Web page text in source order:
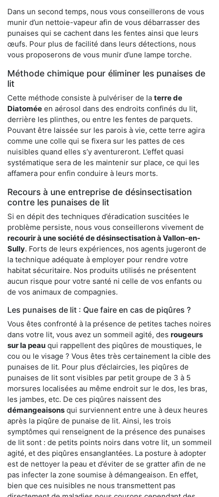
Dans un second temps, nous vous conseillerons de vous
munir d’un nettoie-vapeur afin de vous débarrasser des
punaises qui se cachent dans les fentes ainsi que leurs
œufs. Pour plus de facilité dans leurs détections, nous
vous proposerons de vous munir d’une lampe torche.
Méthode chimique pour éliminer les punaises de
lit
Cette méthode consiste à pulvériser de la terre de
Diatomée en aérosol dans des endroits confinés du lit,
derrière les plinthes, ou entre les fentes de parquets.
Pouvant être laissée sur les parois à vie, cette terre agira
comme une colle qui se fixera sur les pattes de ces
nuisibles quand elles s’y aventureront. L’effet quasi
systématique sera de les maintenir sur place, ce qui les
affamera pour enfin conduire à leurs morts.
Recours à une entreprise de désinsectisation
contre les punaises de lit
Si en dépit des techniques d’éradication suscitées le
problème persiste, nous vous conseillerons vivement de
recourir à une société de désinsectisation à Vallon-en-
Sully. Forts de leurs expériences, nos agents jugeront de
la technique adéquate à employer pour rendre votre
habitat sécuritaire. Nos produits utilisés ne présentent
aucun risque pour votre santé ni celle de vos enfants ou
de vos animaux de compagnies.
Les punaises de lit : Que faire en cas de piqûres ?
Vous êtes confronté à la présence de petites taches noires
dans votre lit, vous avez un sommeil agité, des rougeurs
sur la peau qui rappellent des piqûres de moustiques, le
cou ou le visage ? Vous êtes très certainement la cible des
punaises de lit. Pour plus d’éclaircies, les piqûres de
punaises de lit sont visibles par petit groupe de 3 à 5
morsures localisées au même endroit sur le dos, les bras,
les jambes, etc. De ces piqûres naissent des
démangeaisons qui surviennent entre une à deux heures
après la piqûre de punaise de lit. Ainsi, les trois
symptômes qui renseignent de la présence des punaises
de lit sont : de petits points noirs dans votre lit, un sommeil
agité, et des piqûres ensanglantées. La posture à adopter
est de nettoyer la peau et d’éviter de se gratter afin de ne
pas infecter la zone soumise à démangeaison. En effet,
bien que ces nuisibles ne nous transmettent pas